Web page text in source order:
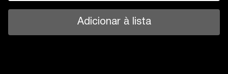
Adicionar à lista